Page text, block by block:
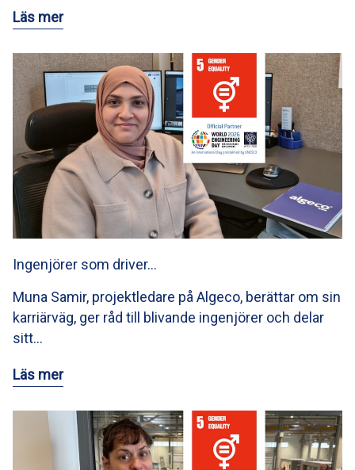
Läs mer
Ingenjörer som driver…
Muna Samir, projektledare på Algeco, berättar om sin
karriärväg, ger råd till blivande ingenjörer och delar
sitt…
Läs mer